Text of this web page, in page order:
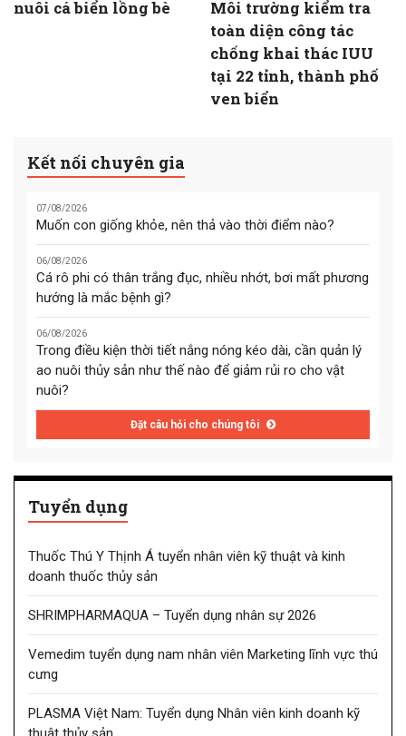
nuôi cá biển lồng bè
Môi trường kiểm tra
toàn diện công tác
chống khai thác IUU
tại 22 tỉnh, thành phố
ven biển
Kết nối chuyên gia
07/08/2026
Muốn con giống khỏe, nên thả vào thời điểm nào?
06/08/2026
Cá rô phi có thân trắng đục, nhiều nhớt, bơi mất phương
hướng là mắc bệnh gì?
06/08/2026
Trong điều kiện thời tiết nắng nóng kéo dài, cần quản lý
ao nuôi thủy sản như thế nào để giảm rủi ro cho vật
nuôi?
Đặt câu hỏi cho chúng tôi
Tuyển dụng
Thuốc Thú Y Thịnh Á tuyển nhân viên kỹ thuật và kinh
doanh thuốc thủy sản
SHRIMPHARMAQUA – Tuyển dụng nhân sự 2026
Vemedim tuyển dụng nam nhân viên Marketing lĩnh vực thú
cưng
PLASMA Việt Nam: Tuyển dụng Nhân viên kinh doanh kỹ